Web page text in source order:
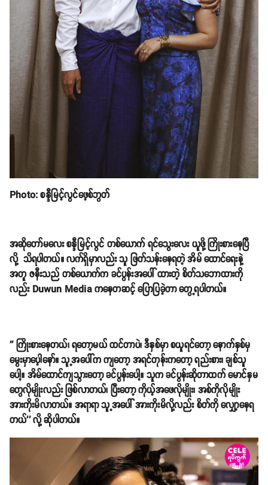
Photo: စန္ဒီမြင့်လွင်ဖေ့စ်ဘွတ်
အဆိုတော်မလေး စန္ဒီမြင့်လွင် တစ်ယောက် ရင်သွေးလေး ယူဖို့ ကြိုးစားနေပြီ
လို့ သိရပါတယ်။ လက်ရှိမှာလည်း သူ ဖြတ်သန်းနေရတဲ့ အိမ် ထောင်ရေးနဲ့
အတူ ဇနီးသည် တစ်ယောက်က ခင်ပွန်းအပေါ် ထားတဲ့ စိတ်သဘောထားကို
လည်း Duwun Media ကနေတဆင့် ပြောပြခဲ့တာ တွေ့ရပါတယ်။
'' ကြိုးစားနေတယ်၊ ရတော့မယ် ထင်တာပဲ၊ ဒီနှစ်မှာ စယူရင်တော့ နောက်နှစ်မှ
မွေးမှာပေ့ါနော်။ သူ့အပေါ်က ကျတော့ အရင်တုန်းကတော့ ရည်းစား၊ ချစ်သူ
ပေါ့။ အိမ်ထောင်ကျသွားတော့ ခင်ပွန်းပေါ့။ သူက ခင်ပွန်းဆိုတာထက် မောင်နှမ
တွေလိုမျိုးလည်း ဖြစ်လာတယ်၊ ပြီးတော့ ကိုယ့်အဖေလိုမျိုး၊ အစ်ကိုလိုမျိုး
အားကိုးမိလာတယ်။ အရာရာ သူ့အပေါ် အားကိုးမိလို့လည်း စိတ်ကို လျှော့နေရ
တယ်'' လို့ ဆိုပါတယ်။